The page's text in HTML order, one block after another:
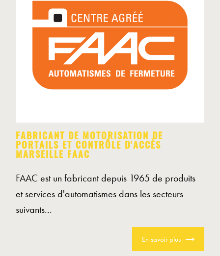
FABRICANT DE MOTORISATION DE
PORTAILS ET CONTRÔLE D'ACCÈS
MARSEILLE FAAC
FAAC est un fabricant depuis 1965 de produits
et services d'automatismes dans les secteurs
suivants...
En savoir plus